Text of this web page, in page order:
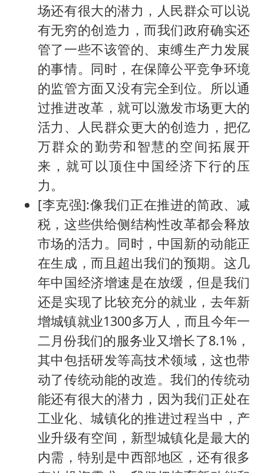
场还有很大的潜力，人民群众可以说
有无穷的创造力，而我们政府确实还
管了一些不该管的、束缚生产力发展
的事情。同时，在保障公平竞争环境
的监管方面又没有完全到位。所以通
过推进改革，就可以激发市场更大的
活力、人民群众更大的创造力，把亿
万群众的勤劳和智慧的空间拓展开
来，就可以顶住中国经济下行的压
力。
[李克强]:像我们正在推进的简政、减
税，这些供给侧结构性改革都会释放
市场的活力。同时，中国新的动能正
在生成，而且超出我们的预期。这几
年中国经济增速是在放缓，但是我们
还是实现了比较充分的就业，去年新
增城镇就业1300多万人，而且今年一
二月份我们的服务业又增长了8.1%，
其中包括研发等高技术领域，这也带
动了传统动能的改造。我们的传统动
能还有很大的潜力，因为我们正处在
工业化、城镇化的推进过程当中，产
业升级有空间，新型城镇化是最大的
内需，特别是中西部地区，还有很多